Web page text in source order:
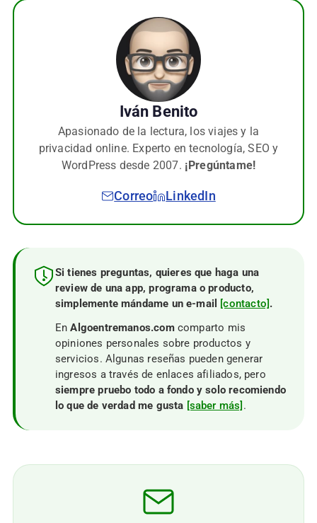
Iván Benito
Apasionado de la lectura, los viajes y la
privacidad online. Experto en tecnología, SEO y
WordPress desde 2007. ¡Pregúntame!
Correo LinkedIn
Si tienes preguntas, quieres que haga una
review de una app, programa o producto,
simplemente mándame un e-mail [contacto].
EnAlgoentremanos.comcomparto mis
opiniones personales sobre productos y
servicios. Algunas reseñas pueden generar
ingresos a través de enlaces afiliados, pero
siempre pruebo todo a fondo y solo recomiendo
lo que de verdad me gusta [saber más] .